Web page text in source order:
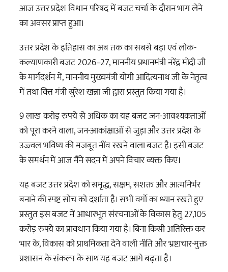
आज उत्तर प्रदेश विधान परिषद में बजट चर्चा के दौरान भाग लेने
का अवसर प्राप्त हुआ।
उत्तर प्रदेश के इतिहास का अब तक का सबसे बड़ा एवं लोक-
कल्याणकारी बजट 2026–27, माननीय प्रधानमंत्री नरेंद्र मोदी जी
के मार्गदर्शन में, माननीय मुख्यमंत्री योगी आदित्यनाथ जी के नेतृत्व
में तथा वित्त मंत्री सुरेश खन्ना जी द्वारा प्रस्तुत किया गया है।
9 लाख करोड़ रुपये से अधिक का यह बजट जन-आवश्यकताओं
को पूरा करने वाला, जन-आकांक्षाओं से जुड़ा और उत्तर प्रदेश के
उज्ज्वल भविष्य की मजबूत नींव रखने वाला बजट है। इसी बजट
के समर्थन में आज मैंने सदन में अपने विचार व्यक्त किए।
यह बजट उत्तर प्रदेश को समृद्ध, सक्षम, सशक्त और आत्मनिर्भर
बनाने की स्पष्ट सोच को दर्शाता है। सभी वर्गों का ध्यान रखते हुए
प्रस्तुत इस बजट में आधारभूत संरचनाओं के विकास हेतु 27,105
करोड़ रुपये का प्रावधान किया गया है। बिना किसी अतिरिक्त कर
भार के, विकास को प्राथमिकता देने वाली नीति और भ्रष्टाचार-मुक्त
प्रशासन के संकल्प के साथ यह बजट आगे बढ़ता है।